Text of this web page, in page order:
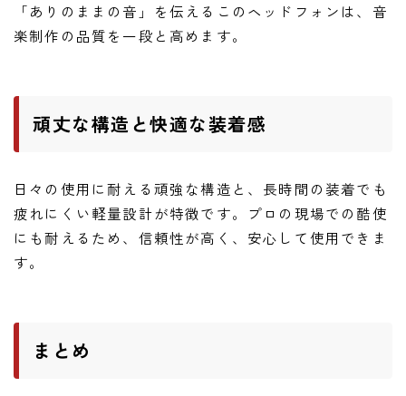
「ありのままの音」を伝えるこのヘッドフォンは、音
楽制作の品質を一段と高めます。
頑丈な構造と快適な装着感
日々の使用に耐える頑強な構造と、長時間の装着でも
疲れにくい軽量設計が特徴です。プロの現場での酷使
にも耐えるため、信頼性が高く、安心して使用できま
す。
まとめ